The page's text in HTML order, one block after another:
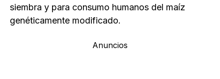
siembra y para consumo humanos del maíz
genéticamente modificado.
Anuncios